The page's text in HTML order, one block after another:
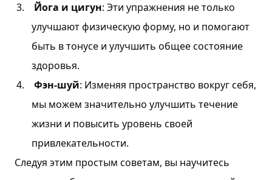
Йога и цигун: Эти упражнения не только
улучшают физическую форму, но и помогают
быть в тонусе и улучшить общее состояние
здоровья.
Фэн-шуй: Изменяя пространство вокруг себя,
мы можем значительно улучшить течение
жизни и повысить уровень своей
привлекательности.
Следуя этим простым советам, вы научитесь